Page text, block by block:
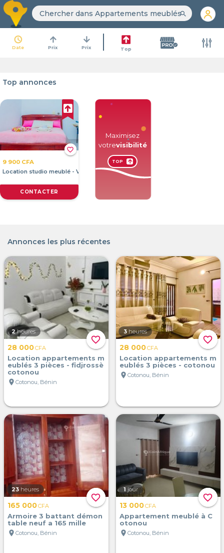
search
access_time
Date
arrow_upward
Prix
arrow_downward
Prix Top
Top annonces
9 900 CFA
Location studio meublé - Vedoco carrefou...
CONTACTER
favorite_border
Maximisez
votrevisibilité
TOP arrow_upward
Annonces les plus récentes
favorite_border
2 heures
28 000CFA
Location appartements m
eublés 3 pièces - fidjrossè
cotonou
location_on Cotonou, Bénin
favorite_border
3 heures
28 000CFA
Location appartements m
eublés 3 pièces - cotonou
location_on Cotonou, Bénin
favorite_border
23 heures
165 000CFA
Armoire 3 battant démon
table neuf a 165 mille
location_on Cotonou, Bénin
favorite_border
1 jour
13 000CFA
Appartement meublé à C
otonou
location_on Cotonou, Bénin